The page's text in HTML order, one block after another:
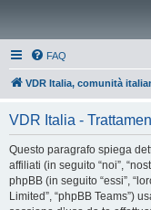
FAQ
VDR Italia, comunità
VDR Italia -
Questo paragrafo spiega
affiliati (in seguito “noi”,
phpBB (in seguito “essi”,
Limited”, “phpBB Teams”)